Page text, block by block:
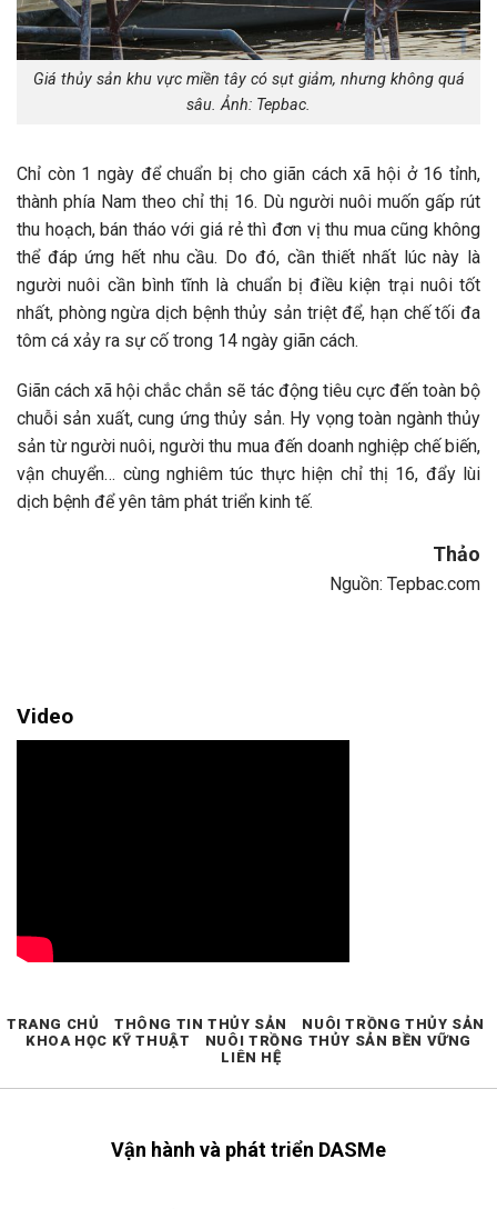
Giá thủy sản khu vực miền tây có sụt giảm, nhưng không quá
sâu. Ảnh: Tepbac.
Chỉ còn 1 ngày để chuẩn bị cho giãn cách xã hội ở 16 tỉnh,
thành phía Nam theo chỉ thị 16. Dù người nuôi muốn gấp rút
thu hoạch, bán tháo với giá rẻ thì đơn vị thu mua cũng không
thể đáp ứng hết nhu cầu. Do đó, cần thiết nhất lúc này là
người nuôi cần bình tĩnh là chuẩn bị điều kiện trại nuôi tốt
nhất, phòng ngừa dịch bệnh thủy sản triệt để, hạn chế tối đa
tôm cá xảy ra sự cố trong 14 ngày giãn cách.
Giãn cách xã hội chắc chắn sẽ tác động tiêu cực đến toàn bộ
chuỗi sản xuất, cung ứng thủy sản. Hy vọng toàn ngành thủy
sản từ người nuôi, người thu mua đến doanh nghiệp chế biến,
vận chuyển… cùng nghiêm túc thực hiện chỉ thị 16, đẩy lùi
dịch bệnh để yên tâm phát triển kinh tế.
Thảo
Nguồn: Tepbac.com
Video
Vận hành và phát triển DASMe
TRANG CHỦ THÔNG TIN THỦY SẢN
NUÔI TRỒNG THỦY SẢN
KHOA HỌC KỸ THUẬT
NUÔI TRỒNG THỦY SẢN BỀN VỮNG
LIÊN HỆ